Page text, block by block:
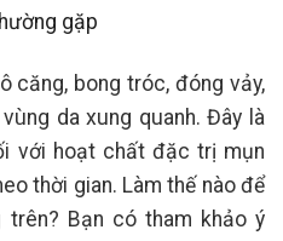
gặp
căng, bong tróc, đóng vảy,
da xung quanh. Đây là
với hoạt chất đặc trị mụn
thời gian. Làm thế nào để
trên? Bạn có tham khảo ý